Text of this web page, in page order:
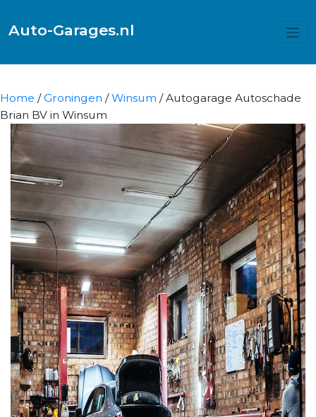
Auto-Garages.nl
Home /Groningen /Winsum / Autogarage Autoschade
Brian BV in Winsum